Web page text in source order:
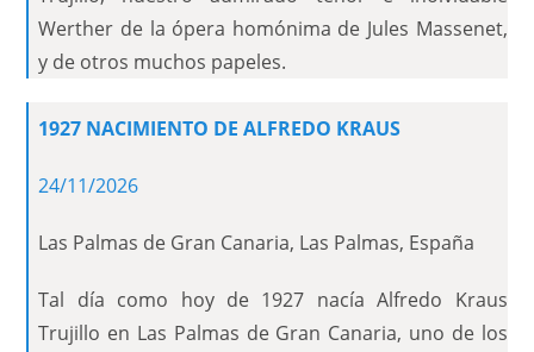
Werther de la ópera homónima de Jules Massenet,
y de otros muchos papeles.
1927 NACIMIENTO DE ALFREDO KRAUS
24/11/2026
Las Palmas de Gran Canaria, Las Palmas, España
Tal día como hoy de 1927 nacía Alfredo Kraus
Trujillo en Las Palmas de Gran Canaria, uno de los